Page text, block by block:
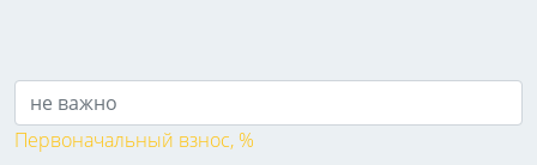
Первоначальный взнос, %